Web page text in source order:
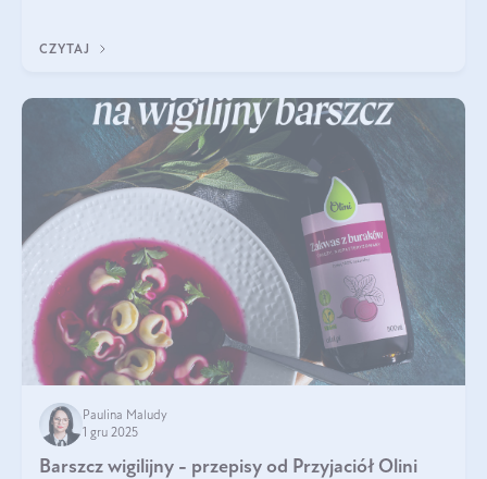
CZYTAJ
Paulina Maludy
1 gru 2025
Barszcz wigilijny - przepisy od Przyjaciół Olini